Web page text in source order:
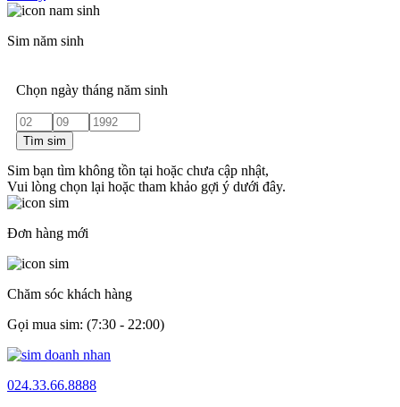
Sim năm sinh
Chọn ngày tháng năm sinh
Tìm sim
Sim bạn tìm không tồn tại hoặc chưa cập nhật,
Vui lòng chọn lại hoặc tham khảo gợi ý dưới đây.
Đơn hàng mới
Chăm sóc khách hàng
Gọi mua sim: (7:30 - 22:00)
024.33.66.8888